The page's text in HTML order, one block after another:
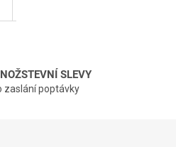
SLEVY
zaslání poptávky